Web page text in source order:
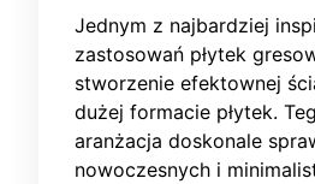
Jednym z najbardziej
zastosowań płytek
stworzenie efektownej
dużej formacie płytek.
aranżacja doskonale
nowoczesnych i